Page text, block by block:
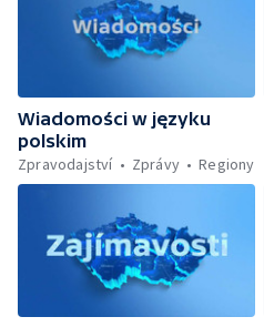
Wiadomości w języku
polskim
Zpravodajství
Zprávy Regiony